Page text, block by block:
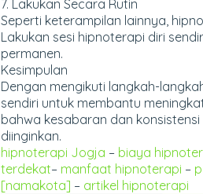
7. Lakukan Secara Rutin
Seperti keterampilan lainnya,
Lakukan sesi hipnoterapi diri
permanen.
Kesimpulan
Dengan mengikuti langkah-
sendiri untuk membantu
bahwa kesabaran dan
diinginkan.
hipnoterapi Jogja – biaya
terdekat– manfaat hipnoterapi –
[namakota] – artikel hipnoterapi